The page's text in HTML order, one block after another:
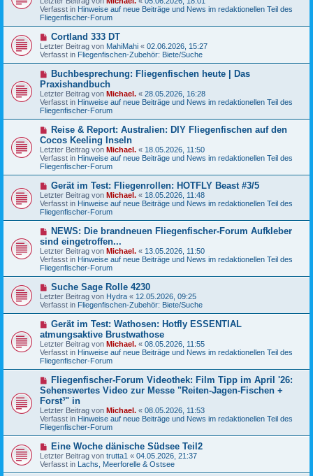
t
r
a
g
e
r
B
e
t
r
a
g
Verfasst in Hinweise auf neue Beiträge und News im redaktionellen Teil des
Fliegenfischer-Forum
N
e
u
e
B
e
i
t
r
a
g
Cortland 333 DT
Letzter Beitrag von MahiMahi « 02.06.2026, 15:27
Verfasst in Fliegenfischen-Zubehör: Biete/Suche
N
u
e
r
B
e
t
r
a
g
Buchbesprechung: Fliegenfischen heute | Das
Praxishandbuch
Letzter Beitrag von Michael. « 28.05.2026, 16:28
Verfasst in Hinweise auf neue Beiträge und News im redaktionellen Teil des
Fliegenfischer-Forum
N
u
e
r
B
e
t
r
a
g
Reise & Report: Australien: DIY Fliegenfischen auf den
Cocos Keeling Inseln
Letzter Beitrag von Michael. « 18.05.2026, 11:50
Verfasst in Hinweise auf neue Beiträge und News im redaktionellen Teil des
Fliegenfischer-Forum
N
e
u
e
r
B
e
i
t
r
a
g
Gerät im Test: Fliegenrollen: HOTFLY Beast #3/5
Letzter Beitrag von Michael. « 18.05.2026, 11:48
Verfasst in Hinweise auf neue Beiträge und News im redaktionellen Teil des
Fliegenfischer-Forum
N
u
e
r
B
e
t
r
a
g
NEWS: Die brandneuen Fliegenfischer-Forum Aufkleber
sind eingetroffen...
Letzter Beitrag von Michael. « 13.05.2026, 11:50
Verfasst in Hinweise auf neue Beiträge und News im redaktionellen Teil des
Fliegenfischer-Forum
N
e
u
e
B
e
i
t
r
a
g
Suche Sage Rolle 4230
Letzter Beitrag von Hydra « 12.05.2026, 09:25
Verfasst in Fliegenfischen-Zubehör: Biete/Suche
N
u
e
r
B
e
t
r
a
g
Gerät im Test: Wathosen: Hotfly ESSENTIAL
atmungsaktive Brustwathose
Letzter Beitrag von Michael. « 08.05.2026, 11:55
Verfasst in Hinweise auf neue Beiträge und News im redaktionellen Teil des
Fliegenfischer-Forum
N
e
u
e
r
B
e
i
r
a
Fliegenfischer-Forum Videothek: Film Tipp im April '26:
Sehenswertes Video zur Messe "Reiten-Jagen-Fischen +
Forst³" in
Letzter Beitrag von Michael. « 08.05.2026, 11:53
Verfasst in Hinweise auf neue Beiträge und News im redaktionellen Teil des
Fliegenfischer-Forum
N
e
u
e
Eine Woche dänische Südsee Teil2
Letzter Beitrag von trutta1 « 04.05.2026, 21:37
Verfasst in Lachs, Meerforelle & Ostsee